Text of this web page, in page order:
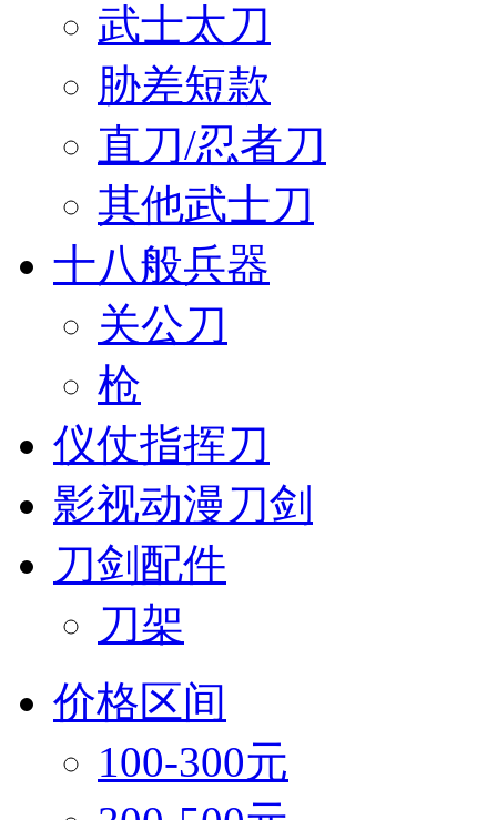
武士太刀
胁差短款
直刀/忍者刀
其他武士刀
十八般兵器
关公刀
枪
仪仗指挥刀
影视动漫刀剑
刀剑配件
刀架
价格区间
100-300元